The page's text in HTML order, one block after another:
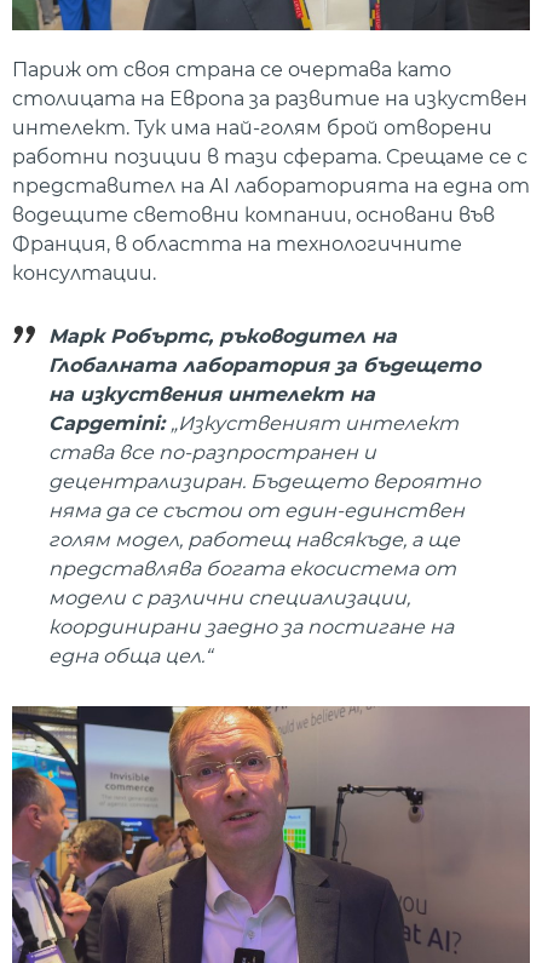
Париж от своя страна се очертава като
столицата на Европа за развитие на изкуствен
интелект. Тук има най-голям брой отворени
работни позиции в тази сферата. Срещаме се с
представител на АI лабораторията на една от
водещите световни компании, основани във
Франция, в областта на технологичните
консултации.
Марк Робъртс, ръководител на
Глобалната лаборатория за бъдещето
на изкуствения интелект на
Capgemini: „Изкуственият интелект
става все по-разпространен и
децентрализиран. Бъдещето вероятно
няма да се състои от един-единствен
голям модел, работещ навсякъде, а ще
представлява богата екосистема от
модели с различни специализации,
координирани заедно за постигане на
една обща цел.“